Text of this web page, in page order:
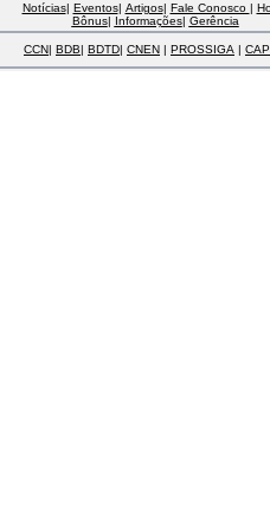
Notícias| Eventos| Artigos| Fale Conosco |
Bônus| Informações| Gerência
CCN| BDB| BDTD| CNEN | PROSSIGA |